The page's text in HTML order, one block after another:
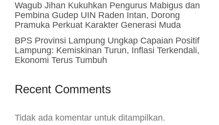
Wagub Jihan Kukuhkan Pengurus Mabigus dan
Pembina Gudep UIN Raden Intan, Dorong
Pramuka Perkuat Karakter Generasi Muda
BPS Provinsi Lampung Ungkap Capaian Positif
Lampung: Kemiskinan Turun, Inflasi Terkendali,
Ekonomi Terus Tumbuh
Recent Comments
Tidak ada komentar untuk ditampilkan.